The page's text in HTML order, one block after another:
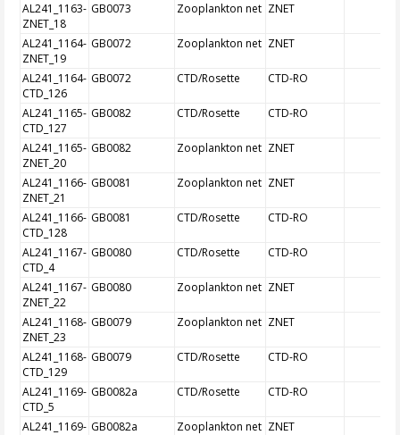
AL241_1163-
ZNET_18
GB0073 Zooplankton net ZNET
AL241_1164-
ZNET_19
GB0072 Zooplankton net ZNET
AL241_1164-
CTD_126
GB0072 CTD/Rosette CTD-RO
AL241_1165-
CTD_127
GB0082 CTD/Rosette CTD-RO
AL241_1165-
ZNET_20
GB0082 Zooplankton net ZNET
AL241_1166-
ZNET_21
GB0081 Zooplankton net ZNET
AL241_1166-
CTD_128
GB0081 CTD/Rosette CTD-RO
AL241_1167-
CTD_4
GB0080 CTD/Rosette CTD-RO
AL241_1167-
ZNET_22
GB0080 Zooplankton net ZNET
AL241_1168-
ZNET_23
GB0079 Zooplankton net ZNET
AL241_1168-
CTD_129
GB0079 CTD/Rosette CTD-RO
AL241_1169-
CTD_5
GB0082a CTD/Rosette CTD-RO
AL241_1169- GB0082a Zooplankton net ZNET